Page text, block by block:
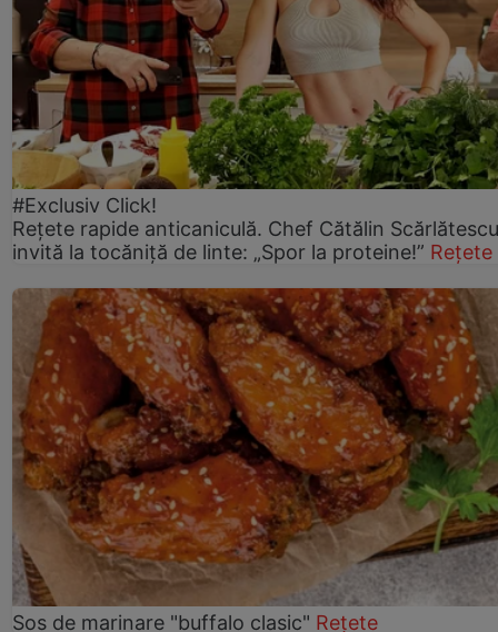
#Exclusiv Click!
Rețete rapide anticaniculă. Chef Cătălin
invită la tocăniță de linte: „Spor la proteine!” Rețete
Sos de marinare "buffalo clasic" Rețete